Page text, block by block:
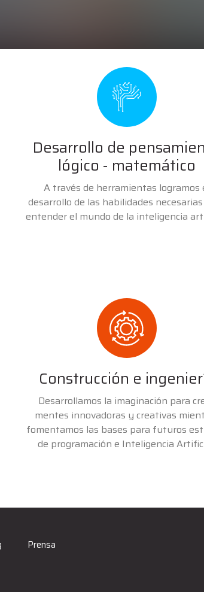
Desarrollo de
lógico - matemático
A través de herramientas logramos
desarrollo de las habilidades
entender el mundo de la inteligencia
Construcción e
Desarrollamos la imaginación para
mentes innovadoras y creativas
fomentamos las bases para futuros
de programación e Inteligencia
Prensa